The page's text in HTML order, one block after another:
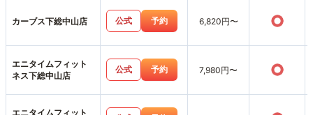
カーブス下総中山店 公式 予約 6,820円〜 ○
エニタイムフィット
ネス下総中山店
公式 予約 7,980円〜 ○
エニタイムフィット